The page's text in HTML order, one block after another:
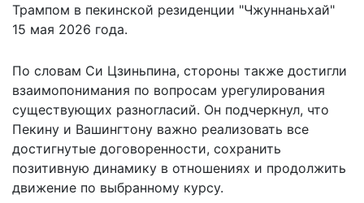
Трампом в пекинской резиденции "Чжуннаньхай"
15 мая 2026 года.
По словам Си Цзиньпина, стороны также достигли
взаимопонимания по вопросам урегулирования
существующих разногласий. Он подчеркнул, что
Пекину и Вашингтону важно реализовать все
достигнутые договоренности, сохранить
позитивную динамику в отношениях и продолжить
движение по выбранному курсу.